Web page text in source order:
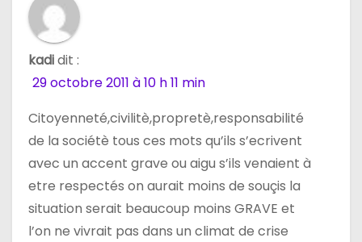
d
e
a
r
t
kadidit :
29 octobre 2011 à 10 h 11 min
Citoyenneté,civilitè,propretè,responsabilité
de la sociétè tous ces mots qu’ils s’ecrivent
avec un accent grave ou aigu s’ils venaient à
etre respectés on aurait moins de souçis la
situation serait beaucoup moins GRAVE et
l’on ne vivrait pas dans un climat de crise